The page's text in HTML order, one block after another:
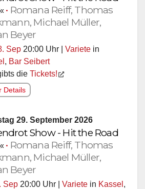
• Romana Reiff, Thomas
Michael Müller,
Beyer
Sep 20:00 Uhr | Variete in
, Bar Seibert
die Tickets!
Details
29. September 2026
Show - Hit the Road
• Romana Reiff, Thomas
Michael Müller,
Beyer
Sep 20:00 Uhr | Variete in Kassel ,